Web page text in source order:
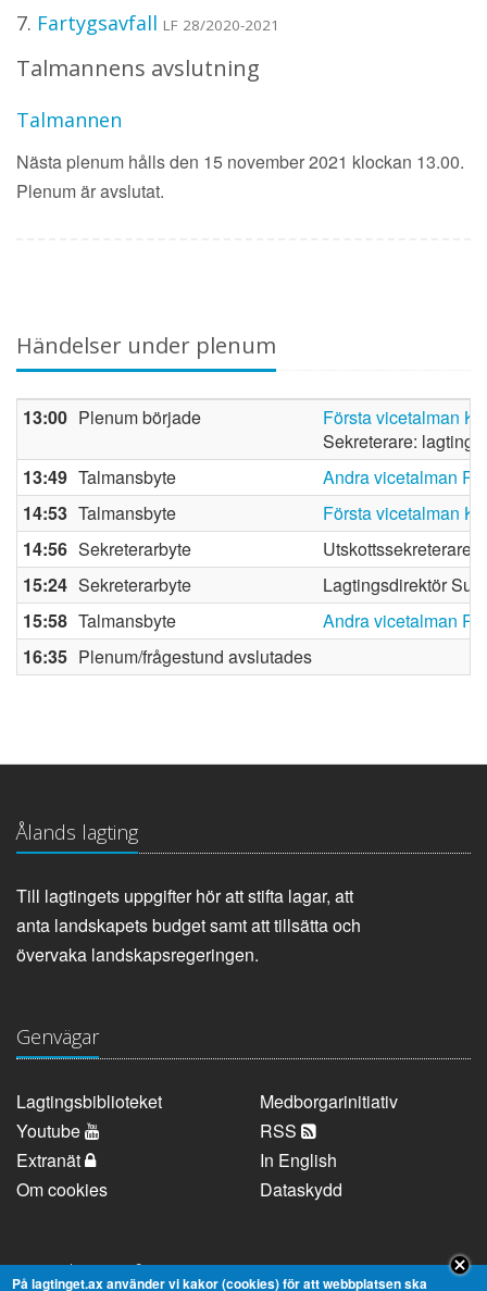
7. Fartygsavfall LF 28/2020-2021
Talmannens avslutning
Talmannen
Nästa plenum hålls den 15 november 2021 klockan 13.00.
Plenum är avslutat.
Händelser under plenum
13:00 Plenum började
Första vicetalman
Sekreterare:
13:49 Talmansbyte
Andra vicetalman
14:53 Talmansbyte
Första vicetalman
14:56 Sekreterarbyte
Utskottssekreterare
15:24 Sekreterarbyte
Lagtingsdirektör
15:58 Talmansbyte
Andra vicetalman
16:35 Plenum/frågestund avslutades
Ålands lagting
Till lagtingets uppgifter hör att stifta lagar, att
anta landskapets budget samt att tillsätta och
övervaka landskapsregeringen.
Genvägar
Lagtingsbiblioteket
Medborgarinitiativ
Youtube
RSS
Extranät
In English
Om cookies
Dataskydd
Kontaktuppgifter
På lagtinget.ax använder vi kakor (cookies) för att webbplatsen ska